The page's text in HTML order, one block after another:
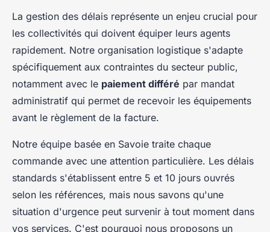
La gestion des délais représente un enjeu crucial pour
les collectivités qui doivent équiper leurs agents
rapidement. Notre organisation logistique s'adapte
spécifiquement aux contraintes du secteur public,
notamment avec le paiement différé par mandat
administratif qui permet de recevoir les équipements
avant le règlement de la facture.
Notre équipe basée en Savoie traite chaque
commande avec une attention particulière. Les délais
standards s'établissent entre 5 et 10 jours ouvrés
selon les références, mais nous savons qu'une
situation d'urgence peut survenir à tout moment dans
vos services. C'est pourquoi nous proposons un